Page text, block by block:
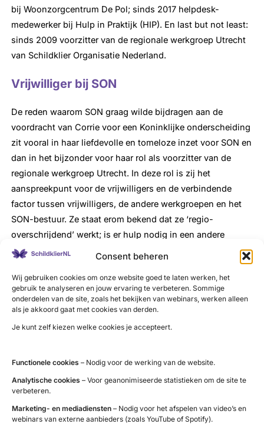
Consent beheren
Wij gebruiken cookies om onze website goed te laten werken, het
gebruik te analyseren en jouw ervaring te verbeteren. Sommige
onderdelen van de site, zoals het bekijken van webinars, werken alleen
als je akkoord gaat met cookies van derden.
Je kunt zelf kiezen welke cookies je accepteert.
Functionele cookies – Nodig voor de werking van de website.
Analytische cookies – Voor geanonimiseerde statistieken om de site te
verbeteren.
Marketing- en mediadiensten – Nodig voor het afspelen van video’s en
webinars van externe aanbieders (zoals YouTube of Spotify).
bij Woonzorgcentrum De Pol; sinds 2017 helpdesk-
medewerker bij Hulp in Praktijk (HIP). En last but not least:
sinds 2009 voorzitter van de regionale werkgroep Utrecht
van Schildklier Organisatie Nederland.
Vrijwilliger bij SON
De reden waarom SON graag wilde bijdragen aan de
voordracht van Corrie voor een Koninklijke onderscheiding
zit vooral in haar liefdevolle en tomeloze inzet voor SON en
dan in het bijzonder voor haar rol als voorzitter van de
regionale werkgroep Utrecht. In deze rol is zij het
aanspreekpunt voor de vrijwilligers en de verbindende
factor tussen vrijwilligers, de andere werkgroepen en het
SON-bestuur. Ze staat erom bekend dat ze ‘regio-
overschrijdend’ werkt; is er hulp nodig in een andere
werkgroep, dan ze Corrie zich daarvoor in. De regionale
regionale ziekenhuizen vele bijeenkomsten voor bestaande
en toekomstige schildklierpatiënten.
Corries motivatie
vindt dat zoveel mogelijk mensen van het bestaan van
SON afweten omdat zij weet hoe waardevol goede
zelf schildklierpatiënt, heeft twee dochters met een